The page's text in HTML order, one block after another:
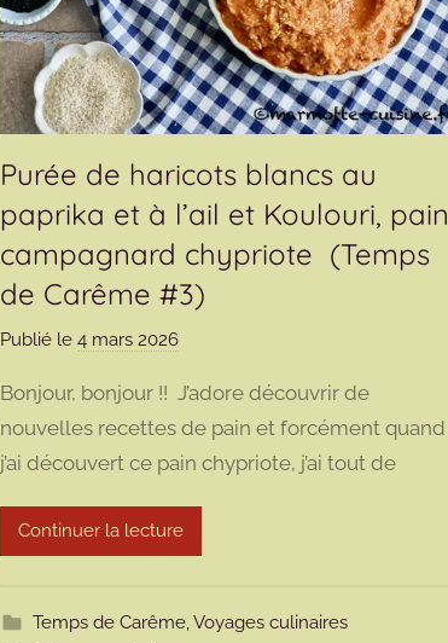
Purée de haricots blancs au
paprika et à l’ail et Koulouri, pain
campagnard chypriote (Temps
de Carême #3)
Publié le 4 mars 2026p
r
m
a
m
o
t
Bonjour, bonjour !! J’adore découvrir de
nouvelles recettes de pain et forcément quand
j’ai découvert ce pain chypriote, j’ai tout de
Continuer la lecture
Temps de Carême,Voyages culinaires